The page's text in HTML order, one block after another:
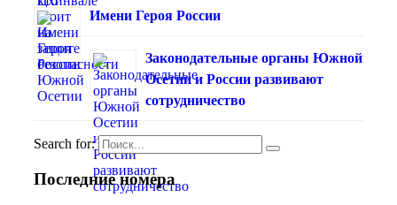
Имени Героя России
Законодательные органы Южной
Осетии и России развивают
сотрудничество
Search for:
Последние номера